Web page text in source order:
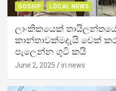
GOSSIP LOCAL NEWS
ලාංකිකයෙක්
කාන්තාවක්මදැයි චෙක්
පැලෙන්න ගුටි කයි
June 2, 2025 iri news